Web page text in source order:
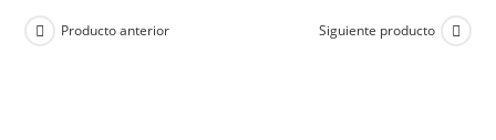
Producto anterior Siguiente producto